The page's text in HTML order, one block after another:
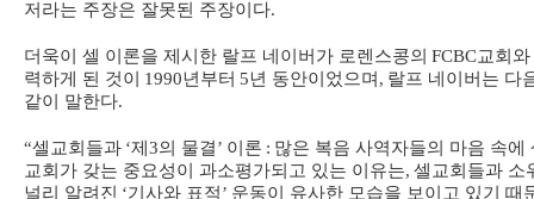
저라는 주장은 잘못된 주장이다.
더욱이 셀 이론을 제시한 랄프 네이버가 로렌스콩의 FCBC교회
력하게 된 것이
1990년부터 5년 동안이었으며 , 랄프 네이버는 다
같이 말한다.
“셀교회들과 ‘제 3의 물결’ 이론 : 많은 복음 사역자들의 마음 속에
교회가 갖는 중요성이 과소평가되고 있는 이유는, 셀교회들과 소
널리 알려진 ‘기사와 표적’ 운동이 유사한 모습을 보이고 있기 때